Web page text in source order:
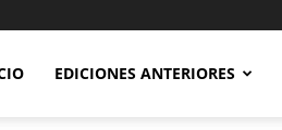
EDICIONES ANTERIORES